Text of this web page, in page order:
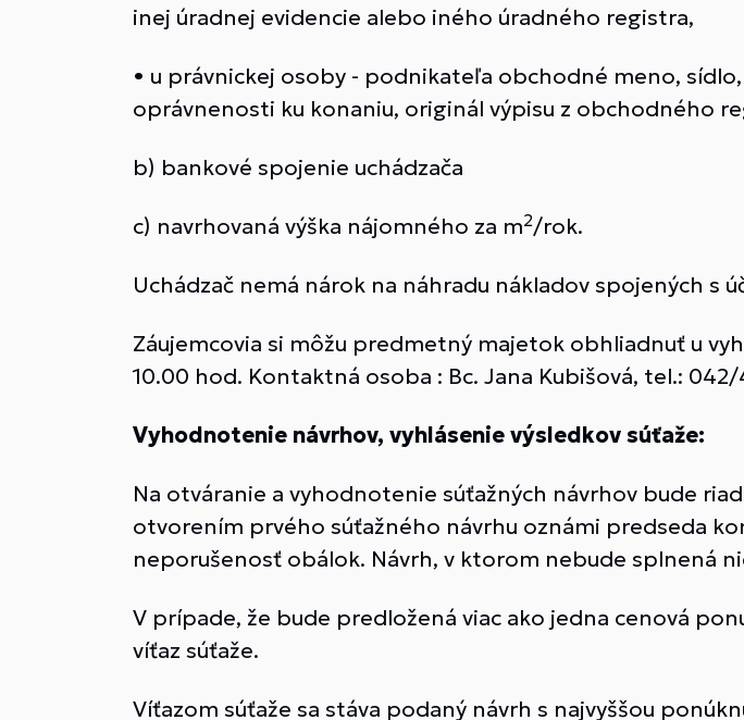
inej úradnej evidencie alebo iného úradného
• u právnickej osoby - podnikateľa obchodné meno,
oprávnenosti ku konaniu, originál výpisu z obchodného
b) bankové spojenie uchádzača
c) navrhovaná výška nájomného za m2/rok.
Uchádzač nemá nárok na náhradu nákladov spojených s
Záujemcovia si môžu predmetný majetok obhliadnuť u
10.00 hod. Kontaktná osoba : Bc. Jana Kubišová, tel.:
Vyhodnotenie návrhov, vyhlásenie výsledkov súťaže:
Na otváranie a vyhodnotenie súťažných návrhov bude
otvorením prvého súťažného návrhu oznámi predseda
neporušenosť obálok. Návrh, v ktorom nebude splnená
V prípade, že bude predložená viac ako jedna cenová
víťaz súťaže.
Víťazom súťaže sa stáva podaný návrh s najvyššou